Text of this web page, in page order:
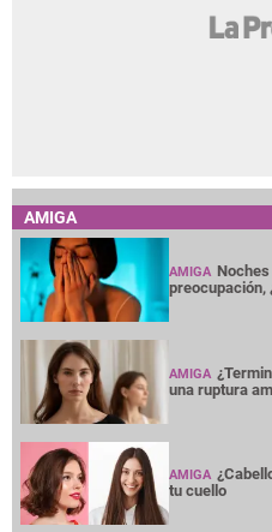
AMIGA
AMIGA
preocupación,
AMIGA
una ruptura
AMIGA
tu cuello